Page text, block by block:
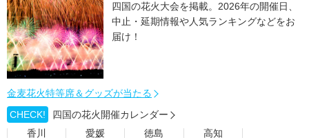
四国の花火大会を掲載。2026年の開催日、
中止・延期情報や人気ランキングなどをお
届け！
金麦花火特等席＆グッズが当たる
CHECK!
四国の花火開催カレンダー
香川
愛媛 徳島 高知